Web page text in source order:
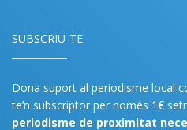
SUBSCRIU-TE
Dona suport al periodisme local
te’n subscriptor per només 1€
periodisme de proximitat